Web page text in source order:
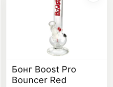
Бонг Boost Pro
Bouncer Red